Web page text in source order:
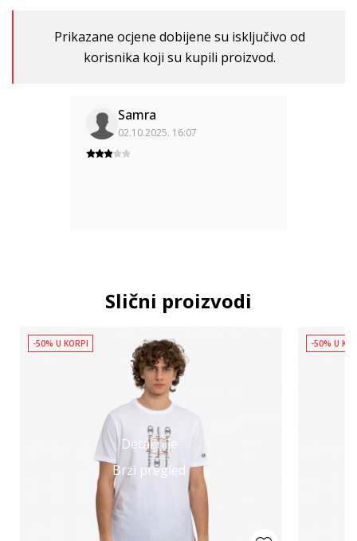
Prikazane ocjene dobijene su isključivo od
korisnika koji su kupili proizvod.
Samra
02.10.2025. 16:07
Slični proizvodi
Detaljnije
Brzi pregled
-50% U KORPI -50% U